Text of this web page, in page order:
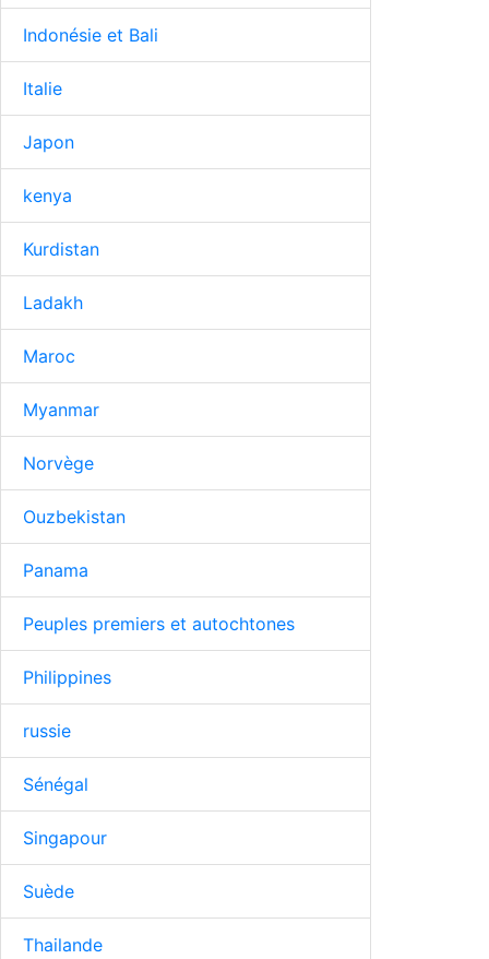
Indonésie et Bali
Italie
Japon
kenya
Kurdistan
Ladakh
Maroc
Myanmar
Norvège
Ouzbekistan
Panama
Peuples premiers et autochtones
Philippines
russie
Sénégal
Singapour
Suède
Thailande